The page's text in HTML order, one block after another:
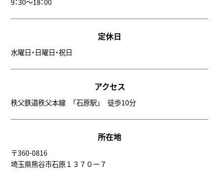
定休日
水曜日・日曜日・祝日
アクセス
秩父鉄道秩父本線 「石原駅」 徒歩10分
所在地
〒360-0816
埼玉県熊谷市石原１３７０ー７